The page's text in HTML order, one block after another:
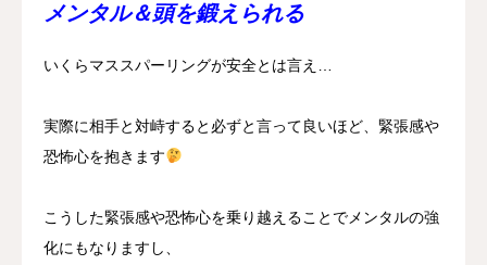
メンタル＆頭を鍛えられる
いくらマススパーリングが安全とは言え…
実際に相手と対峙すると必ずと言って良いほど、緊張感や
恐怖心を抱きます
こうした緊張感や恐怖心を乗り越えることでメンタルの強
化にもなりますし、